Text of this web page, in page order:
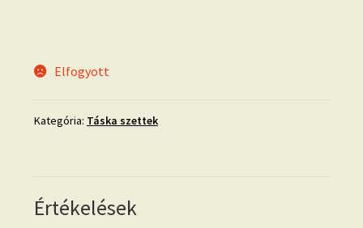
Elfogyott
Kategória: Táska szettek
Értékelések